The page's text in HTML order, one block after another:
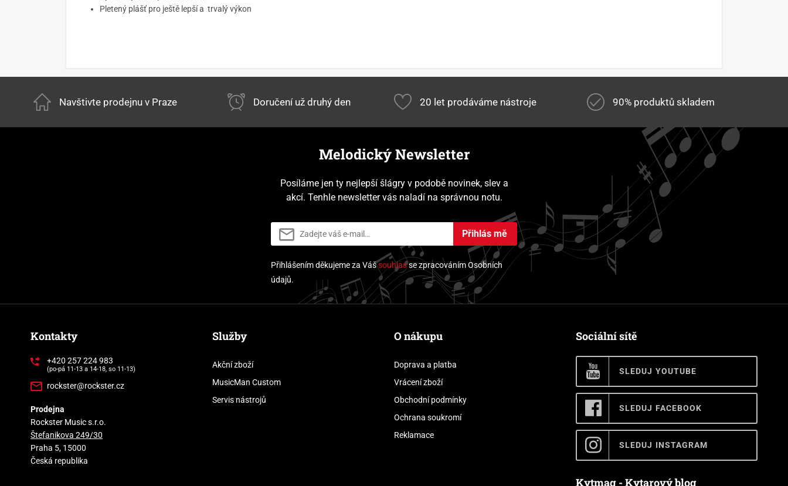
Pletený plášť pro ještě lepší a trvalý výkon
Navštivte prodejnu v Praze Doručení už druhý den 20 let prodáváme nástroje 90% produktů skladem
Melodický Newsletter
Posíláme jen ty nejlepší šlágry v podobě novinek, slev a
akcí. Tenhle newsletter vás naladí na správnou notu.
Přihlás mě
Přihlášením děkujeme za Vášsouhlasse zpracováním Osobních
údajů.
Kontakty
+420 257 224 983
(po-pá 11-13 a 14-18, so 11-13)
rockster@rockster.cz
Prodejna
Rockster Music s.r.o.
Štefanikova 249/30
Praha 5, 15000
Česká republika
Služby
Akční zboží
MusicMan Custom
Servis nástrojů
O nákupu
Doprava a platba
Vrácení zboží
Obchodní podmínky
Ochrana soukromí
Reklamace
Sociální sítě
SLEDUJ YOUTUBE
SLEDUJ FACEBOOK
SLEDUJ INSTAGRAM
Kytmag - Kytarový blog